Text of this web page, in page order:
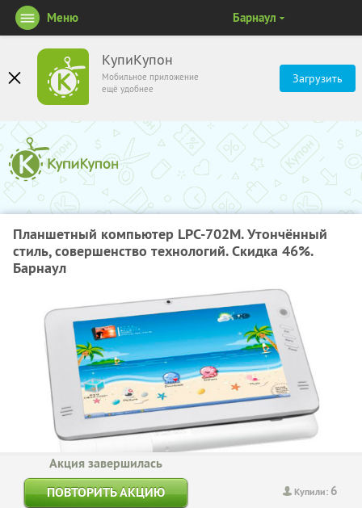
КупиКупон
Мобильное приложение
ещё удобнее
Загрузить
Меню Барнаул
Планшетный компьютер LPC-702M. Утончённый
стиль, совершенство технологий. Скидка 46%.
Барнаул
Купили: 6
Акция завершилась
ПОВТОРИТЬ АКЦИЮ